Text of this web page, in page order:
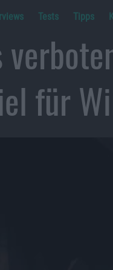
Tests Tipps
für